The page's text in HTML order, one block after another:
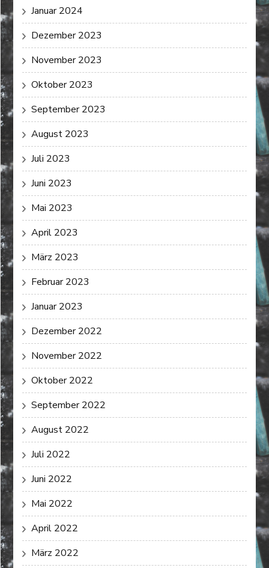
Januar 2024
Dezember 2023
November 2023
Oktober 2023
September 2023
August 2023
Juli 2023
Juni 2023
Mai 2023
April 2023
März 2023
Februar 2023
Januar 2023
Dezember 2022
November 2022
Oktober 2022
September 2022
August 2022
Juli 2022
Juni 2022
Mai 2022
April 2022
März 2022